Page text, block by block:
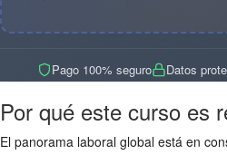
Pago 100% seguro Datos
Por qué este curso es
El panorama laboral global está en